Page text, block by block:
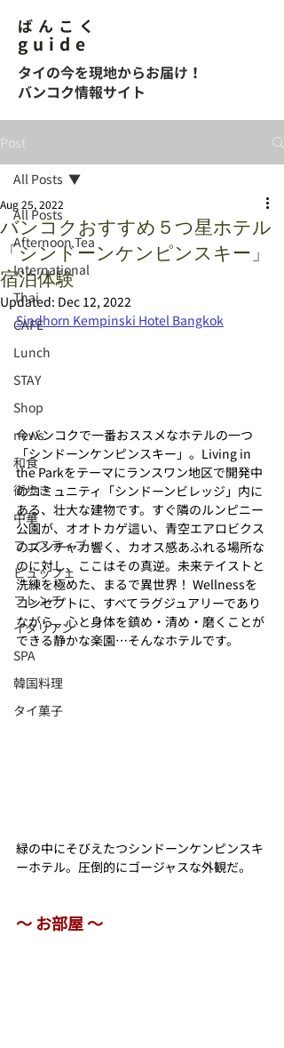
ばんこく
guide
タイの今を現地からお届け！
バンコク情報サイト
Post
All Posts
Afternoon Tea
International
Thai
CAFE
Lunch
STAY
Shop
news
和食
街歩き
中華
フェスティブ
ビュッフェ
フレンチ
イタリアン
SPA
韓国料理
タイ菓子
All Posts
バンコクおすすめ５つ星ホテル
「シンドーンケンピンスキー」
宿泊体験
Aug 25, 2022
Updated: Dec 12, 2022
Sindhorn Kempinski Hotel Bangkok
今バンコクで一番おススメなホテルの一つ
「シンドーンケンピンスキー」。Living in
the Parkをテーマにランスワン地区で開発中
のコミュニティ「シンドーンビレッジ」内に
ある、壮大な建物です。すぐ隣のルンピニー
公園が、オオトカゲ這い、青空エアロビクス
のズンチャカ響く、カオス感あふれる場所な
のに対し、ここはその真逆。未来テイストと
洗練を極めた、まるで異世界！ Wellnessを
コンセプトに、すべてラグジュアリーであり
ながら、心と身体を鎮め・清め・磨くことが
できる静かな楽園…そんなホテルです。
緑の中にそびえたつシンドーンケンピンスキ
ーホテル。圧倒的にゴージャスな外観だ。
〜 お部屋 〜